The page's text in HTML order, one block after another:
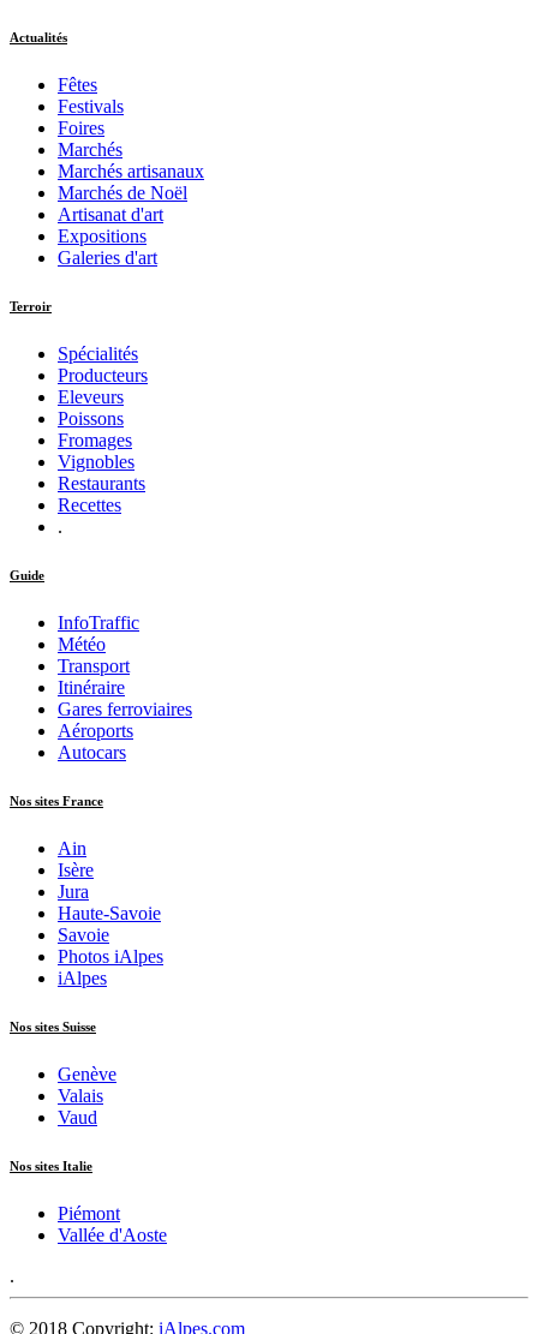
Actualités
Fêtes
Festivals
Foires
Marchés
Marchés artisanaux
Marchés de Noël
Artisanat d'art
Expositions
Galeries d'art
Terroir
Spécialités
Producteurs
Eleveurs
Poissons
Fromages
Vignobles
Restaurants
Recettes
.
Guide
InfoTraffic
Météo
Transport
Itinéraire
Gares ferroviaires
Aéroports
Autocars
Nos sites France
Ain
Isère
Jura
Haute-Savoie
Savoie
Photos iAlpes
iAlpes
Nos sites Suisse
Genève
Valais
Vaud
Nos sites Italie
Piémont
Vallée d'Aoste
.
© 2018 Copyright: iAlpes.com